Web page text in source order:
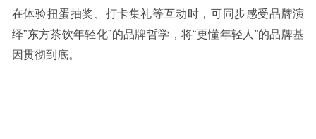
在体验扭蛋抽奖、打卡集礼等互动时，可同步感受品牌演
绎”东方茶饮年轻化”的品牌哲学，将“更懂年轻人”的品牌基
因贯彻到底。